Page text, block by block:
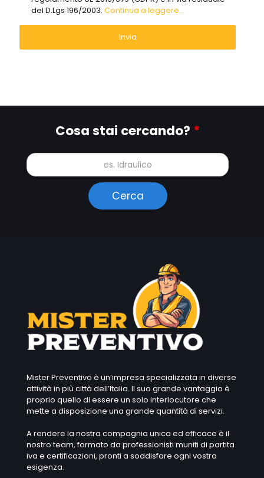
del D.Lgs 196/2003. Continua a leggere...
Cosa stai cercando? *
Mister Preventivo è un’impresa specializzata in diverse
attività in più città dell’Italia. Il suo grande vantaggio è
proprio quello di essere un solo interlocutore che
mette a disposizione una grande quantità di servizi.
A rendere la nostra compagnia unica ed efficace è il
nostro team, formato da professionisti muniti di partita
iva e certificazioni, pronti a soddisfare ogni vostra
esigenza.